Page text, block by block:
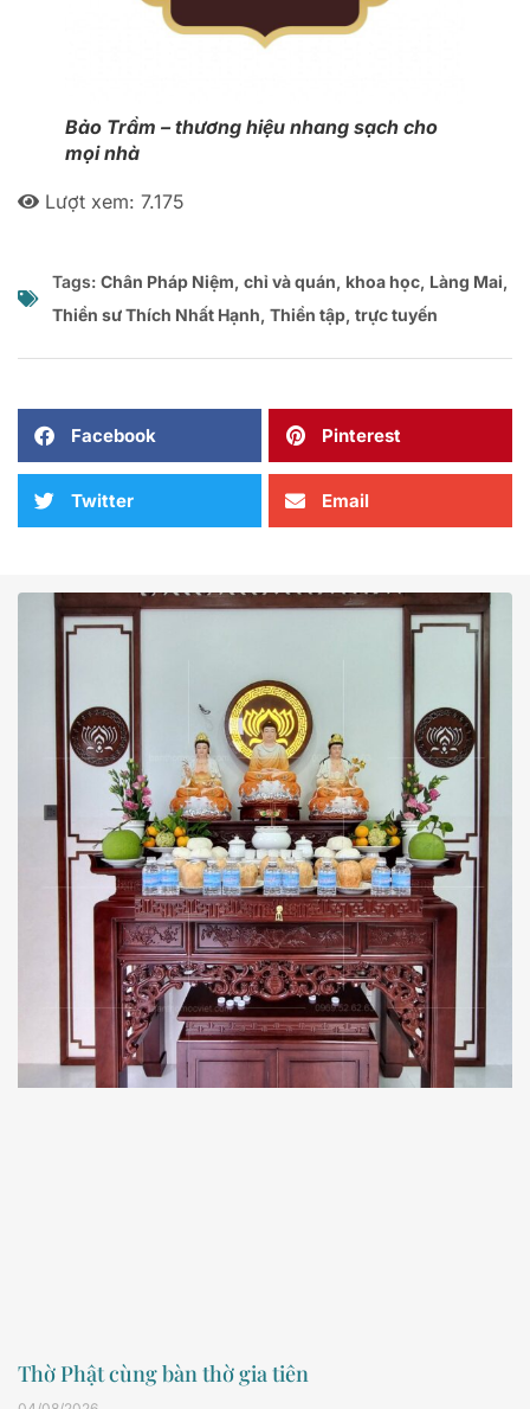
Bảo Trầm – thương hiệu nhang sạch cho
mọi nhà
Lượt xem: 7.175
Tags: Chân Pháp Niệm, chỉ và quán, khoa học, Làng Mai,
Thiền sư Thích Nhất Hạnh, Thiền tập, trực tuyến
Facebook Pinterest
Twitter Email
Thờ Phật cùng bàn thờ gia tiên